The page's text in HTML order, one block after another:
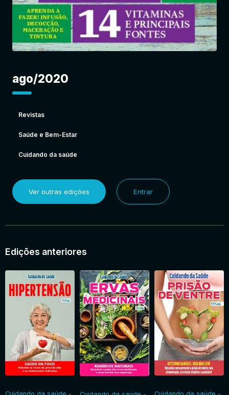
ago/2020
Revistas
Saúde e Bem-Estar
Cuidando da saúde
Ver outras edições Entrar
Edições anteriores